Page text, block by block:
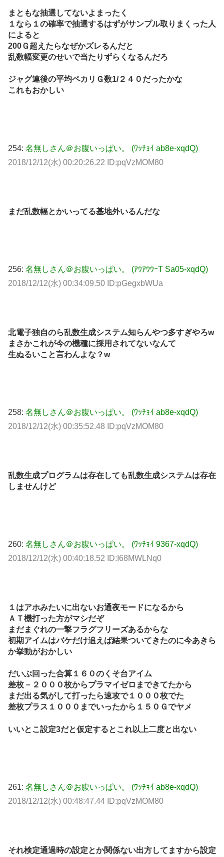
まともな抽選してないよまったく
１なら１の確率で抽選するはずがサンプル取りまくった人
によると
200Ｇ超えたらなぜかズレるんだと
乱数幅変更のせいで当たりずらくなるんだろ
ジャグ連後の平均ペカリＧ数1/２４０だったかな
これもおかしい
254: 名無しさん＠お腹いっぱい。 (ﾜｯﾁｮｲ ab8e-xqdQ)
2018/12/12(水) 00:20:26.22 ID:pqVzMOM80
まだ乱数幅とかいってる基地外いるんだな
256: 名無しさん＠お腹いっぱい。 (ｱｳｱｳｳｰT Sa05-xqdQ)
2018/12/12(水) 00:34:09.50 ID:pGegxbWUa
北電子独自のら乱数生成システム知らんやつ多すぎやろw
まさかこれが今の機種に採用されてないなんて
生ぬるいこと言わんよな？w
258: 名無しさん＠お腹いっぱい。 (ﾜｯﾁｮｲ ab8e-xqdQ)
2018/12/12(水) 00:35:52.48 ID:pqVzMOM80
乱数生成プログラムは存在しても乱数生成システムは存在
しませんけど
260: 名無しさん＠お腹いっぱい。 (ﾜｯﾁｮｲ 9367-xqdQ)
2018/12/12(水) 00:40:18.52 ID:I68MWLNq0
１はアホみたいに出ないお通夜モードになるから
ＡＴ機打った方がマシだぞ
まだまぐれの一撃フラグフリーズあるからな
初期アイムはバケだけ追えば結果ついてきたのに今あきら
か挙動がおかしい
だいぶ回った合算１６０のくそ台アイム
差枚－２０００枚からプラマイゼロまできてたから
まだ出る気がして打ったら速攻で１０００枚でた
差枚プラス１０００までいったから１５０Ｇでヤメ
いいとこ設定3だと仮定するとこれ以上二度と出ない
261: 名無しさん＠お腹いっぱい。 (ﾜｯﾁｮｲ ab8e-xqdQ)
2018/12/12(水) 00:48:47.44 ID:pqVzMOM80
それ検定通過時の設定とか関係ない出方してますから設定